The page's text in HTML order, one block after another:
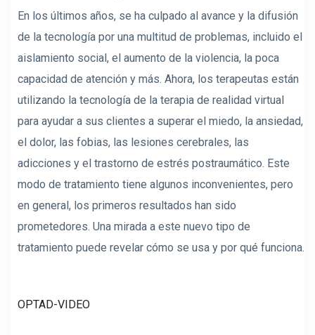
En los últimos años, se ha culpado al avance y la difusión
de la tecnología por una multitud de problemas, incluido el
aislamiento social, el aumento de la violencia, la poca
capacidad de atención y más. Ahora, los terapeutas están
utilizando la tecnología de la terapia de realidad virtual
para ayudar a sus clientes a superar el miedo, la ansiedad,
el dolor, las fobias, las lesiones cerebrales, las
adicciones y el trastorno de estrés postraumático. Este
modo de tratamiento tiene algunos inconvenientes, pero
en general, los primeros resultados han sido
prometedores. Una mirada a este nuevo tipo de
tratamiento puede revelar cómo se usa y por qué funciona.
OPTAD-VIDEO